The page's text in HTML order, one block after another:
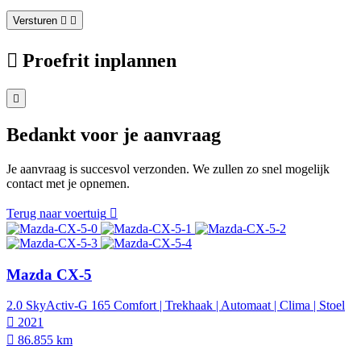
Versturen
Proefrit inplannen
Bedankt voor je aanvraag
Je aanvraag is succesvol verzonden. We zullen zo snel mogelijk
contact met je opnemen.
Terug naar voertuig
Mazda CX-5
2.0 SkyActiv-G 165 Comfort | Trekhaak | Automaat | Clima | Stoel
2021
86.855 km